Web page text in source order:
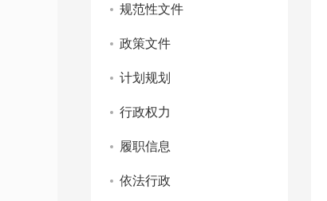
规范性文件
政策文件
计划规划
行政权力
履职信息
依法行政